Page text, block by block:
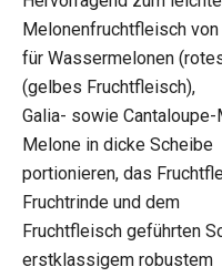
Melonenfruchtfleisch von
für Wassermelonen
(gelbes Fruchtfleisch),
Galia- sowie
Melone in dicke Scheibe
portionieren, das
Fruchtrinde und dem
Fruchtfleisch geführten
erstklassigem robustem